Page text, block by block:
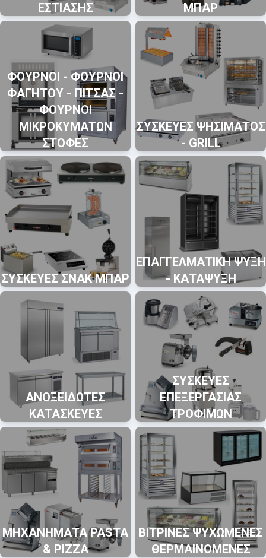
ΕΣΤΙΑΣΗΣ
ΜΠΑΡ
ΦΟΥΡΝΟΙ - ΦΟΥΡΝΟΙ
ΦΑΓΗΤΟΥ - ΠΙΤΣΑΣ -
ΦΟΥΡΝΟΙ
ΜΙΚΡΟΚΥΜΑΤΩΝ
ΣΤΟΦΕΣ
ΣΥΣΚΕΥΕΣ ΨΗΣΙΜΑΤΟΣ
- GRILL
ΣΥΣΚΕΥΕΣ ΣΝΑΚ ΜΠΑΡ
ΕΠΑΓΓΕΛΜΑΤΙΚΗ ΨΥΞΗ
- ΚΑΤΑΨΥΞΗ
ΑΝΟΞΕΙΔΩΤΕΣ
ΚΑΤΑΣΚΕΥΕΣ
ΣΥΣΚΕΥΕΣ
ΕΠΕΞΕΡΓΑΣΙΑΣ
ΤΡΟΦΙΜΩΝ
ΜΗΧΑΝΗΜΑΤΑ PASTA
& PIZZA
ΒΙΤΡΙΝΕΣ ΨΥΧΩΜΕΝΕΣ
ΘΕΡΜΑΙΝΟΜΕΝΕΣ